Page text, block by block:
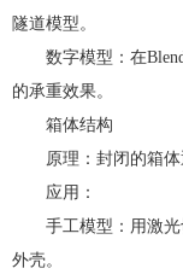
隧道模型。
数字模型：在
的承重效果。
箱体结构
原理：封闭的箱体
应用：
手工模型：用激光
外壳。